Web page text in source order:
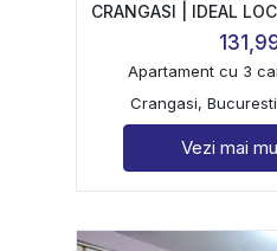
CRANGASI | IDEAL
Apartament cu 3
Crangasi, Bucuresti
Vezi mai